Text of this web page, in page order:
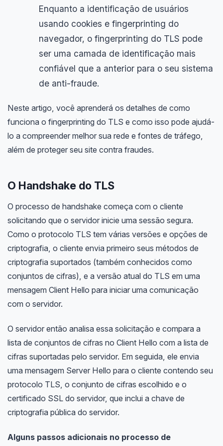
Enquanto a identificação de usuários
usando cookies e fingerprinting do
navegador, o fingerprinting do TLS pode
ser uma camada de identificação mais
confiável que a anterior para o seu sistema
de anti-fraude.
Neste artigo, você aprenderá os detalhes de como
funciona o fingerprinting do TLS e como isso pode ajudá-
lo a compreender melhor sua rede e fontes de tráfego,
além de proteger seu site contra fraudes.
O Handshake do TLS
O processo de handshake começa com o cliente
solicitando que o servidor inicie uma sessão segura.
Como o protocolo TLS tem várias versões e opções de
criptografia, o cliente envia primeiro seus métodos de
criptografia suportados (também conhecidos como
conjuntos de cifras), e a versão atual do TLS em uma
mensagem Client Hello para iniciar uma comunicação
com o servidor.
O servidor então analisa essa solicitação e compara a
lista de conjuntos de cifras no Client Hello com a lista de
cifras suportadas pelo servidor. Em seguida, ele envia
uma mensagem Server Hello para o cliente contendo seu
protocolo TLS, o conjunto de cifras escolhido e o
certificado SSL do servidor, que inclui a chave de
criptografia pública do servidor.
Alguns passos adicionais no processo de